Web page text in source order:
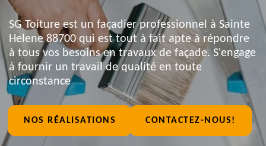
SG Toiture est un façadier professionnel à Sainte
Helene 88700 qui est tout à fait apte à répondre
à tous vos besoins en travaux de façade. S'engage
à fournir un travail de qualité en toute
circonstance
NOS RÉALISATIONS CONTACTEZ-NOUS!